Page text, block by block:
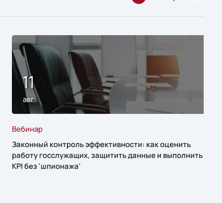
11
авг
Вебинар
Законный контроль эффективности: как оценить
работу госслужащих, защитить данные и выполнить
KPI без 'шпионажа'